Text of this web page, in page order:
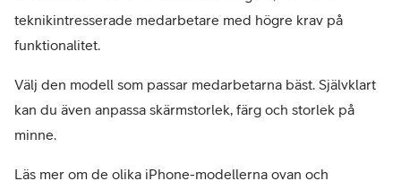
teknikintresserade medarbetare med högre krav på
funktionalitet.
Välj den modell som passar medarbetarna bäst. Självklart
kan du även anpassa skärmstorlek, färg och storlek på
minne.
Läs mer om de olika iPhone-modellerna ovan och